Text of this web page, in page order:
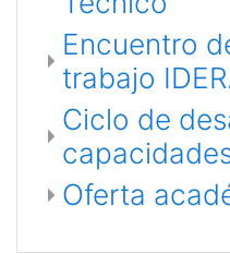
Encuentro
trabajo
Ciclo de
Oferta